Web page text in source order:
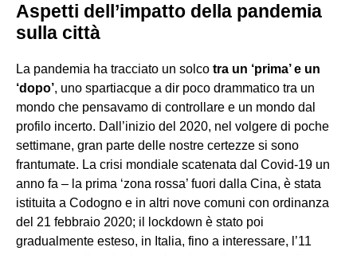
Aspetti dell’impatto della pandemia
sulla città
La pandemia ha tracciato un solco tra un ‘prima’ e un
‘dopo’, uno spartiacque a dir poco drammatico tra un
mondo che pensavamo di controllare e un mondo dal
profilo incerto. Dall’inizio del 2020, nel volgere di poche
settimane, gran parte delle nostre certezze si sono
frantumate. La crisi mondiale scatenata dal Covid-19 un
anno fa – la prima ‘zona rossa’ fuori dalla Cina, è stata
istituita a Codogno e in altri nove comuni con ordinanza
del 21 febbraio 2020; il lockdown è stato poi
gradualmente esteso, in Italia, fino a interessare, l’11